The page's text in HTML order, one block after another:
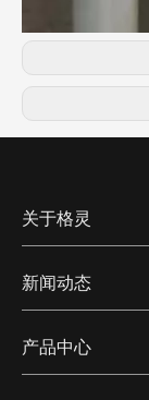
关于格灵
新闻动态
产品中心